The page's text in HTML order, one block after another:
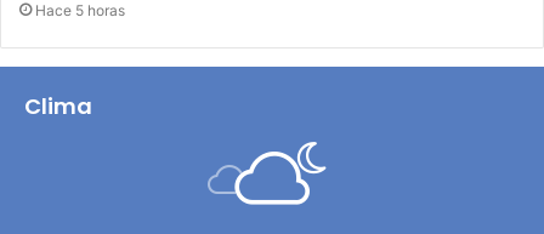
Hace 5 horas
Clima